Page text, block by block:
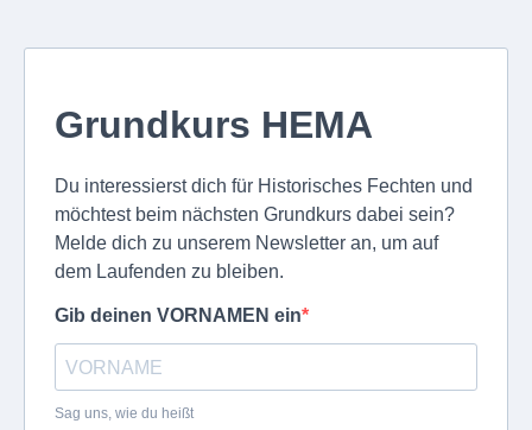
Grundkurs HEMA
Du interessierst dich für Historisches Fechten und
möchtest beim nächsten Grundkurs dabei sein?
Melde dich zu unserem Newsletter an, um auf
dem Laufenden zu bleiben.
Gib deinen VORNAMEN ein
Sag uns, wie du heißt